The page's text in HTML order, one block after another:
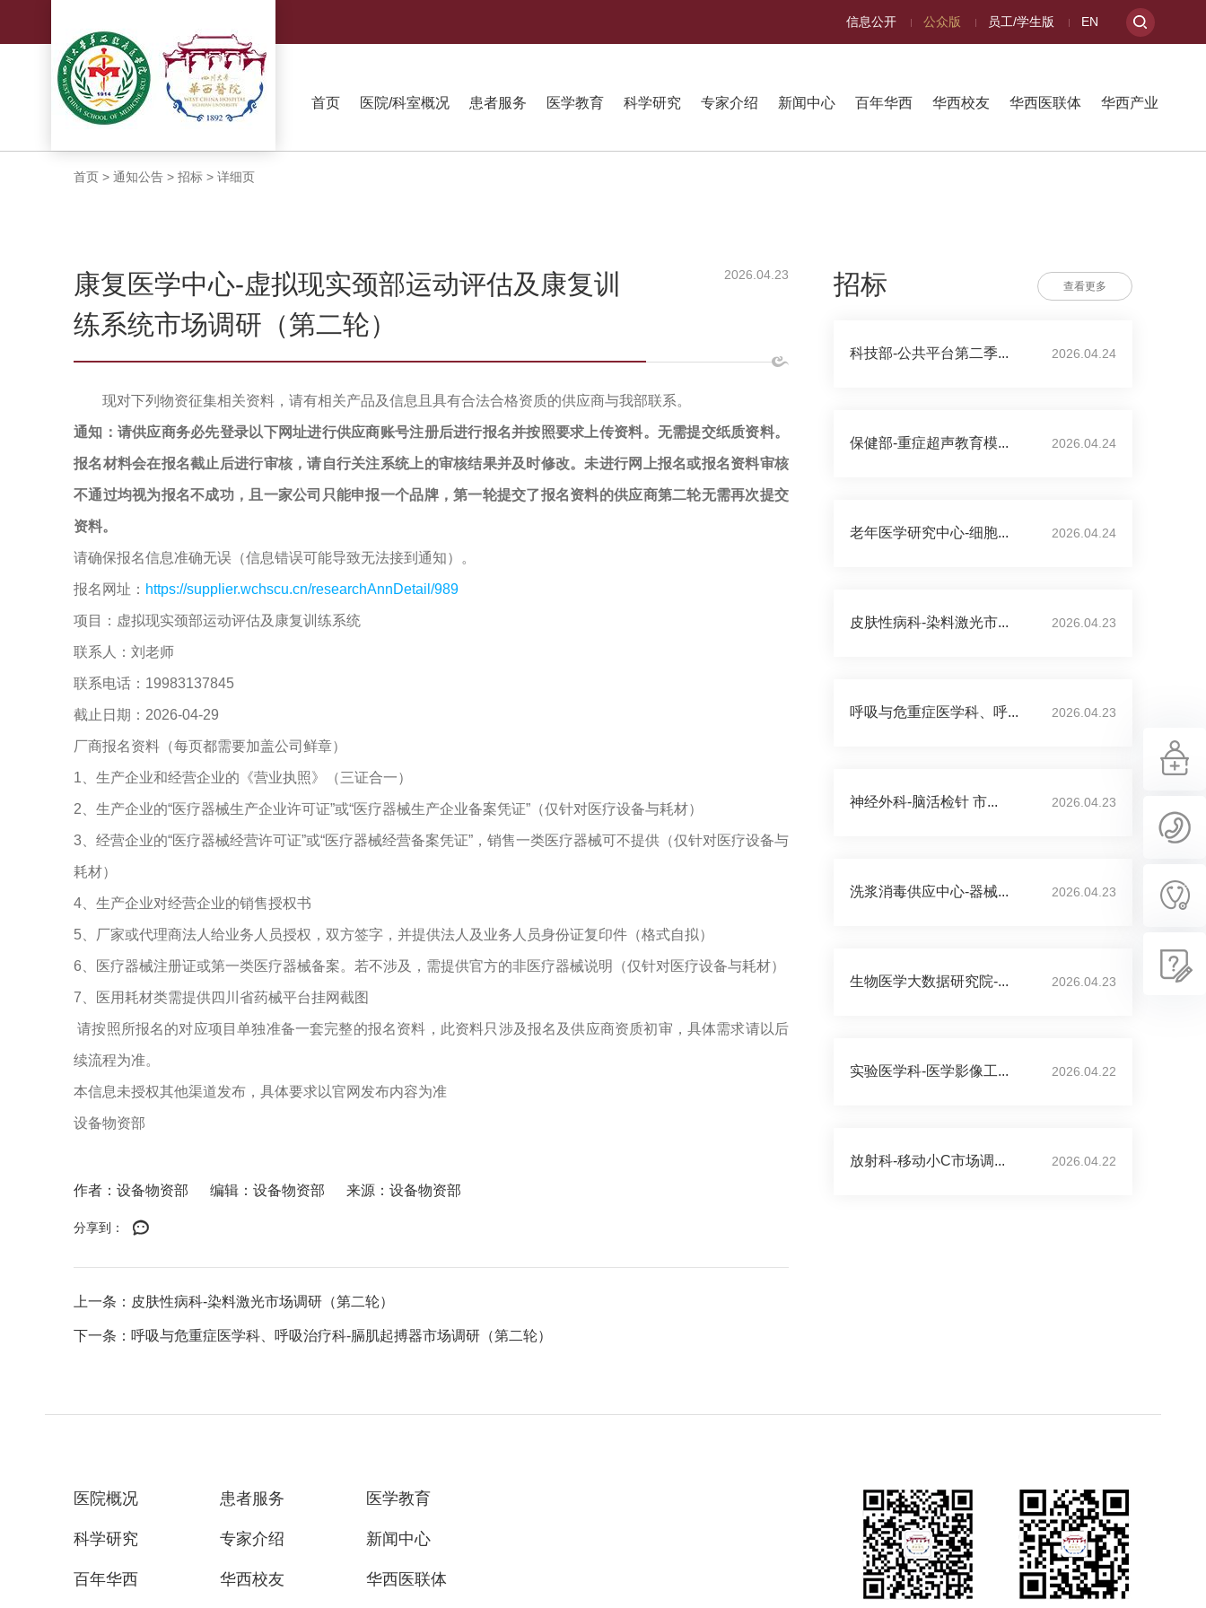
信息公开 公众版 员工/学生版 EN
首页 医院/科室概况 患者服务 医学教育 科学研究 专家介绍 新闻中心 百年华西 华西校友 华西医联体 华西产业
首页 > 通知公告 > 招标 > 详细页
康复医学中心-虚拟现实颈部运动评估及康复训
练系统市场调研（第二轮）
2026.04.23
现对下列物资征集相关资料，请有相关产品及信息且具有合法合格资质的供应商与我部联系。
通知：请供应商务必先登录以下网址进行供应商账号注册后进行报名并按照要求上传资料。无需提交纸质资料。
报名材料会在报名截止后进行审核，请自行关注系统上的审核结果并及时修改。未进行网上报名或报名资料审核
不通过均视为报名不成功，且一家公司只能申报一个品牌，第一轮提交了报名资料的供应商第二轮无需再次提交
资料。
请确保报名信息准确无误（信息错误可能导致无法接到通知）。
报名网址： https://supplier.wchscu.cn/researchAnnDetail/989
项目：虚拟现实颈部运动评估及康复训练系统
联系人：刘老师
联系电话：19983137845
截止日期：2026-04-29
厂商报名资料（每页都需要加盖公司鲜章）
1、生产企业和经营企业的《营业执照》（三证合一）
2、生产企业的“医疗器械生产企业许可证”或“医疗器械生产企业备案凭证”（仅针对医疗设备与耗材）
3、经营企业的“医疗器械经营许可证”或“医疗器械经营备案凭证”，销售一类医疗器械可不提供（仅针对医疗设备与
耗材）
4、生产企业对经营企业的销售授权书
5、厂家或代理商法人给业务人员授权，双方签字，并提供法人及业务人员身份证复印件（格式自拟）
6、医疗器械注册证或第一类医疗器械备案。若不涉及，需提供官方的非医疗器械说明（仅针对医疗设备与耗材）
7、医用耗材类需提供四川省药械平台挂网截图
请按照所报名的对应项目单独准备一套完整的报名资料，此资料只涉及报名及供应商资质初审，具体需求请以后
续流程为准。
本信息未授权其他渠道发布，具体要求以官网发布内容为准
设备物资部
作者：设备物资部 编辑：设备物资部 来源：设备物资部
分享到：
上一条：皮肤性病科-染料激光市场调研（第二轮）
下一条：呼吸与危重症医学科、呼吸治疗科-膈肌起搏器市场调研（第二轮）
招标 查看更多
科技部-公共平台第二季... 2026.04.24
保健部-重症超声教育模... 2026.04.24
老年医学研究中心-细胞... 2026.04.24
皮肤性病科-染料激光市... 2026.04.23
呼吸与危重症医学科、呼... 2026.04.23
神经外科-脑活检针 市... 2026.04.23
洗浆消毒供应中心-器械... 2026.04.23
生物医学大数据研究院-... 2026.04.23
实验医学科-医学影像工... 2026.04.22
放射科-移动小C市场调... 2026.04.22
医院概况 患者服务 医学教育
科学研究 专家介绍 新闻中心
百年华西 华西校友 华西医联体